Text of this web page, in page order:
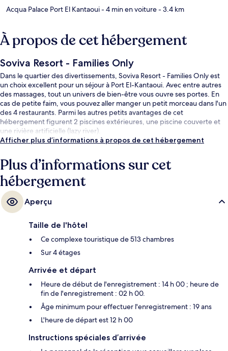
Acqua Palace Port El Kantaoui- 4 min en voiture- 3.4 km
À propos de cet hébergement
Soviva Resort - Families Only
Dans le quartier des divertissements, Soviva Resort - Families Only est
un choix excellent pour un séjour à Port El-Kantaoui. Avec entre autres
des massages, tout un univers de bien-être vous ouvre ses portes. En
cas de petite faim, vous pouvez aller manger un petit morceau dans l'un
des 4 restaurants. Parmi les autres petits avantages de cet
hébergement figurent 2 piscines extérieures, une piscine couverte et
une rivière artificielle (lazy river).
Afficher plus d’informations à propos de cet hébergement
Plus d’informations sur cet
hébergement
Aperçu
Taille de l'hôtel
Ce complexe touristique de 513 chambres
Sur 4 étages
Arrivée et départ
Heure de début de l'enregistrement : 14 h 00 ; heure de
fin de l'enregistrement : 02 h 00.
Âge minimum pour effectuer l'enregistrement : 19 ans
L'heure de départ est 12 h 00
Instructions spéciales d’arrivée